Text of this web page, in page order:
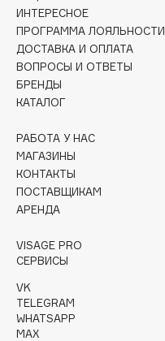
Collagenina
Consly
Corimo
CosRX
Cottolina
Cunzite
Curaprox
d'Alba
DABO
DARLING*
Darphin
ИНТЕРЕСНОЕ
ПРОГРАММА ЛОЯЛЬНОСТИ
ДОСТАВКА И ОПЛАТА
ВОПРОСЫ И ОТВЕТЫ
БРЕНДЫ
КАТАЛОГ
РАБОТА У НАС
МАГАЗИНЫ
КОНТАКТЫ
ПОСТАВЩИКАМ
АРЕНДА
VISAGE PRO
СЕРВИСЫ
VK
TELEGRAM
WHATSAPP
MAX